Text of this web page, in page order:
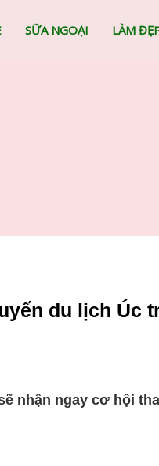
SỮA NGOẠI LÀM
du lịch Úc
nhận ngay cơ hội